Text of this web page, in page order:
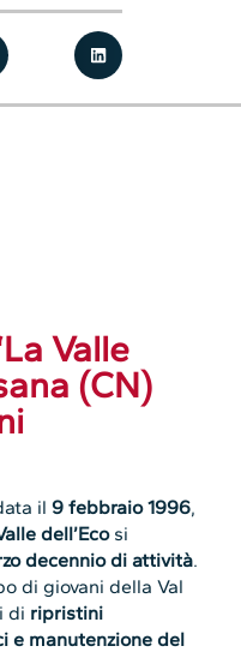
Valle
(CN)
il9 febbraio 1996,
dell’Ecosi
decennio di attività.
di giovani della Val
di ripristini
e manutenzione del